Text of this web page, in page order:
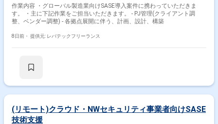
作業内容 ・グローバル製造業向けSASE導入案件に携わっていただきま
す。 ・主に下記作業をご担当いただきます。 - PJ管理(クライアント調
整、ベンダー調整) - 各拠点展開に伴う、計画、設計、構築
8日前・ 提供元: レバテックフリーランス
(リモート)クラウド・NWセキュリティ事業者向けSASE
技術支援